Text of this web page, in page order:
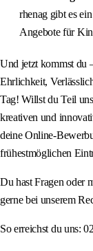
rhenag gibt es
Angebote für
Und jetzt kommst du
Ehrlichkeit,
Tag! Willst du Teil
kreativen und
deine Online-
frühestmöglichen
Du hast Fragen oder
gerne bei unserem
So erreichst du uns: